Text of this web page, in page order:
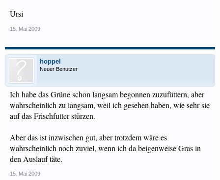
Ursi
15. Mai 2009
hoppel
Neuer Benutzer
Ich habe das Grüne schon langsam begonnen zuzufüttern, aber
wahrscheinlich zu langsam, weil ich gesehen haben, wie sehr sie
auf das Frischfutter stürzen.
Aber das ist inzwischen gut, aber trotzdem wäre es
wahrscheinlich noch zuviel, wenn ich da beigenweise Gras in
den Auslauf täte.
15. Mai 2009